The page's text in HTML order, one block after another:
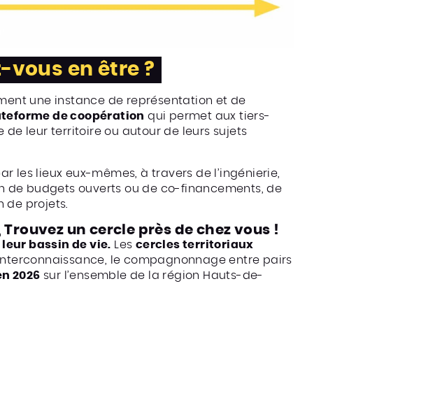
vous en être ?
une instance de représentation et de
de coopération qui permet aux tiers-
de leur territoire ou autour de leurs sujets
les lieux eux-mêmes, à travers de l’ingénierie,
de budgets ouverts ou de co-financements, de
de projets.
un cercle près de chez vous !
bassin de vie. Les cercles territoriaux
le compagnonnage entre pairs
2026 sur l’ensemble de la région Hauts-de-